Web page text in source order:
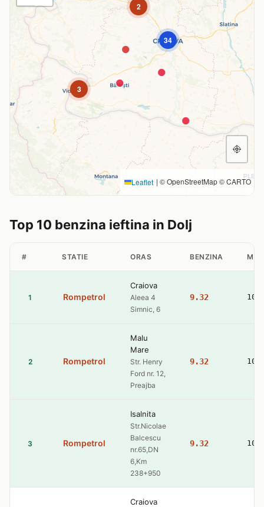
3
2
34
Leaflet | © OpenStreetMap © CARTO
Top 10 benzina ieftina in Dolj
# STATIE ORAS BENZINA
1 Rompetrol
Craiova
Aleea 4
Simnic, 6
9.32
2 Rompetrol
Malu
Mare
Str. Henry
Ford nr. 12,
Preajba
9.32
3 Rompetrol
Isalnita
Str.Nicolae
Balcescu
nr.65,DN
6,Km
238+950
9.32
Craiova